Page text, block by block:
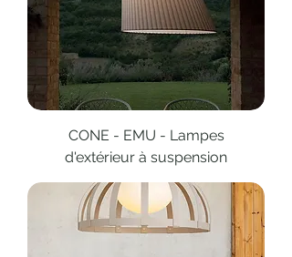
CONE - EMU - Lampes
d'extérieur à suspension